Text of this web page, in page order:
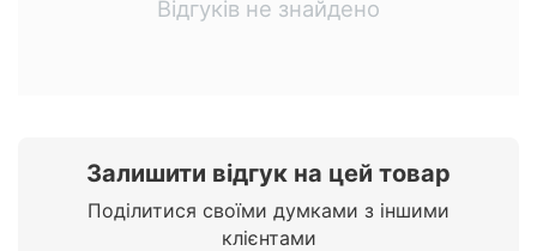
Повна висота 1120 мм.
Довжина 1980 мм.
Відгуків не знайдено
Залишити відгук на цей товар
Поділитися своїми думками з іншими
клієнтами